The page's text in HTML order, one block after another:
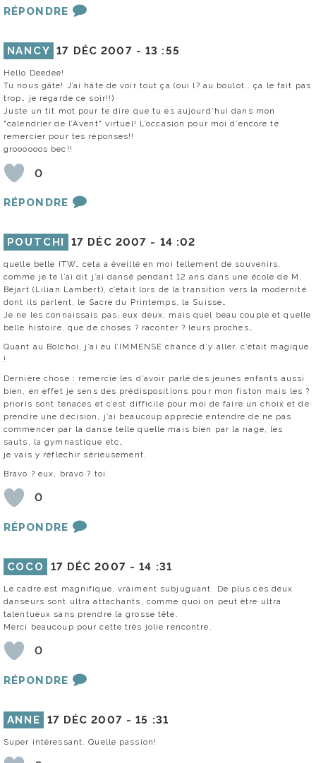
RÉPONDRE
NANCY 17 DÉC 2007 -13 :55
Hello Deedee!
Tu nous gâte! J’ai hâte de voir tout ça (oui l? au boulot.. ça le fait pas
trop… je regarde ce soir!!)
Juste un tit mot pour te dire que tu es aujourd’hui dans mon
"calendrier de l’Avent" virtuel! L’occasion pour moi d’encore te
remercier pour tes réponses!!
groooooos bec!!
0
RÉPONDRE
POUTCHI 17 DÉC 2007 - 14 :02
quelle belle ITW… cela a éveillé en moi tellement de souvenirs,
comme je te l’ai dit j’ai dansé pendant 12 ans dans une école de M.
Béjart (Lilian Lambert), c’était lors de la transition vers la modernité
dont ils parlent, le Sacre du Printemps, la Suisse…
Je ne les connaissais pas, eux deux, mais quel beau couple et quelle
belle histoire, que de choses ? raconter ? leurs proches…
Quant au Bolchoi, j’ai eu l’IMMENSE chance d’y aller, c’était magique
!
Dernière chose : remercie les d’avoir parlé des jeunes enfants aussi
bien, en effet je sens des prédispositions pour mon fiston mais les ?
prioris sont tenaces et c’est difficile pour moi de faire un choix et de
prendre une décision, j’ai beaucoup apprécié entendre de ne pas
commencer par la danse telle quelle mais bien par la nage, les
sauts, la gymnastique etc…
je vais y réfléchir sérieusement.
Bravo ? eux, bravo ? toi.
0
RÉPONDRE
COCO 17 DÉC 2007 -14 :31
Le cadre est magnifique, vraiment subjuguant. De plus ces deux
danseurs sont ultra attachants, comme quoi on peut être ultra
talentueux sans prendre la grosse tête.
Merci beaucoup pour cette très jolie rencontre.
0
RÉPONDRE
ANNE 17 DÉC 2007 -15 :31
Super intéressant. Quelle passion!